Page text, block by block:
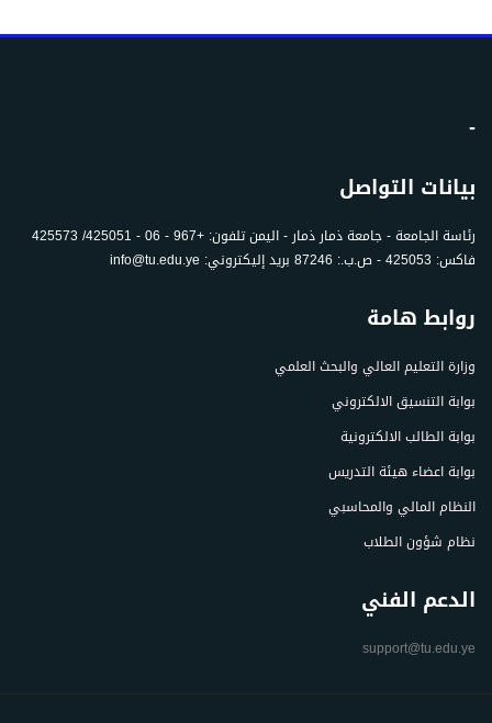
-
بيانات التواصل
رئاسة الجامعة - جامعة ذمار ذمار - اليمن تلفون: +967 - 06 - 425051/ 425573
فاكس: 425053 - ص.ب.: 87246 بريد إليكتروني: info@tu.edu.ye
روابط هامة
وزارة التعليم العالي والبحث العلمي
بوابة التنسيق الالكتروني
بوابة الطالب الالكترونية
بوابة اعضاء هيئة التدريس
النظام المالي والمحاسبي
نظام شؤون الطلاب
الدعم الفني
support@tu.edu.ye